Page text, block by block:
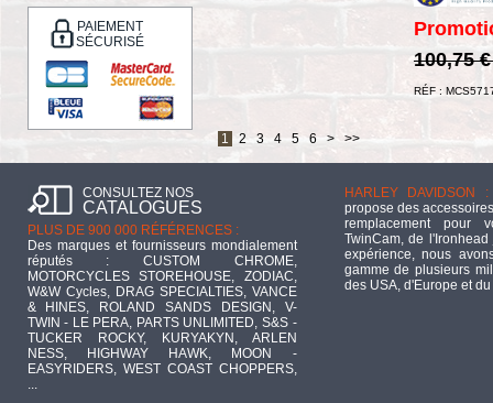
PAIEMENT
SÉCURISÉ
100,75
RÉF :
1 2 3 4 5 6 > >>
CONSULTEZ NOS
CATALOGUES
PLUS DE 900 000 RÉFÉRENCES :
Des marques et fournisseurs mondialement
réputés : CUSTOM CHROME,
MOTORCYCLES STOREHOUSE, ZODIAC,
W&W Cycles, DRAG SPECIALTIES, VANCE
& HINES, ROLAND SANDS DESIGN, V-
TWIN - LE PERA, PARTS UNLIMITED, S&S -
TUCKER ROCKY, KURYAKYN, ARLEN
NESS, HIGHWAY HAWK, MOON -
EASYRIDERS, WEST COAST CHOPPERS,
...
HARLEY DAVIDSON :
propose des
remplacement pour
TwinCam, de
expérience, nous
gamme de plusieurs
des USA, d'Europe et